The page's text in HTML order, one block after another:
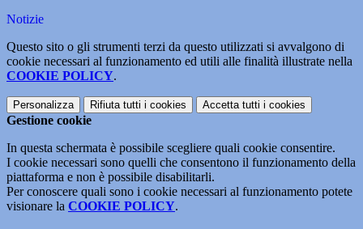
Notizie
Questo sito o gli strumenti terzi da questo utilizzati si avvalgono di
cookie necessari al funzionamento ed utili alle finalità illustrate nella
COOKIE POLICY.
Personalizza Rifiuta tutti i cookies Accetta tutti i cookies
Gestione cookie
In questa schermata è possibile scegliere quali cookie consentire.
I cookie necessari sono quelli che consentono il funzionamento della
piattaforma e non è possibile disabilitarli.
Per conoscere quali sono i cookie necessari al funzionamento potete
visionare la COOKIE POLICY.